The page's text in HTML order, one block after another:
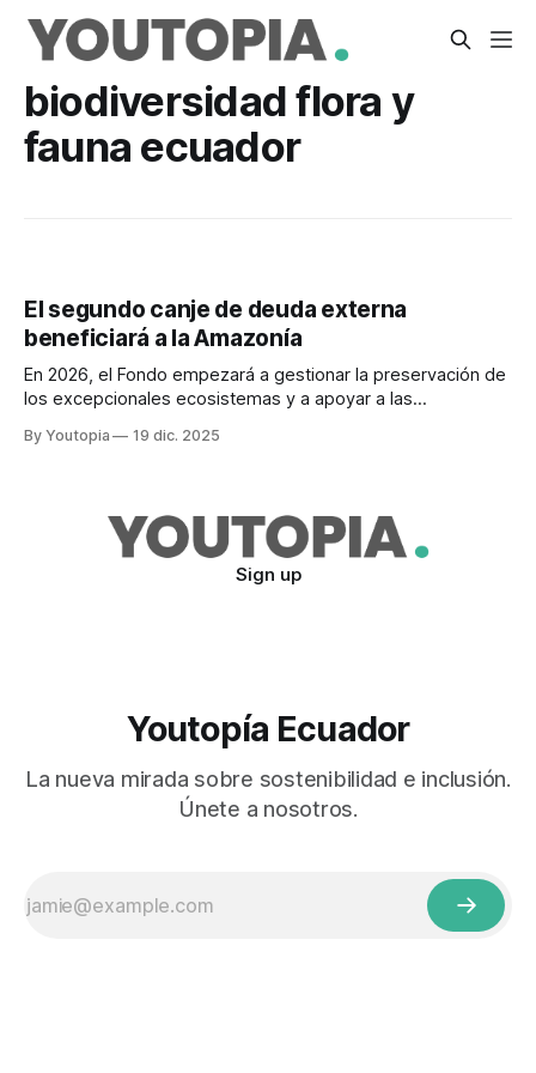
biodiversidad flora y
fauna ecuador
El segundo canje de deuda externa
beneficiará a la Amazonía
En 2026, el Fondo empezará a gestionar la preservación de
los excepcionales ecosistemas y a apoyar a las
By Youtopia 19 dic. 2025
Sign up
Youtopía Ecuador
La nueva mirada sobre sostenibilidad e inclusión.
Únete a nosotros.